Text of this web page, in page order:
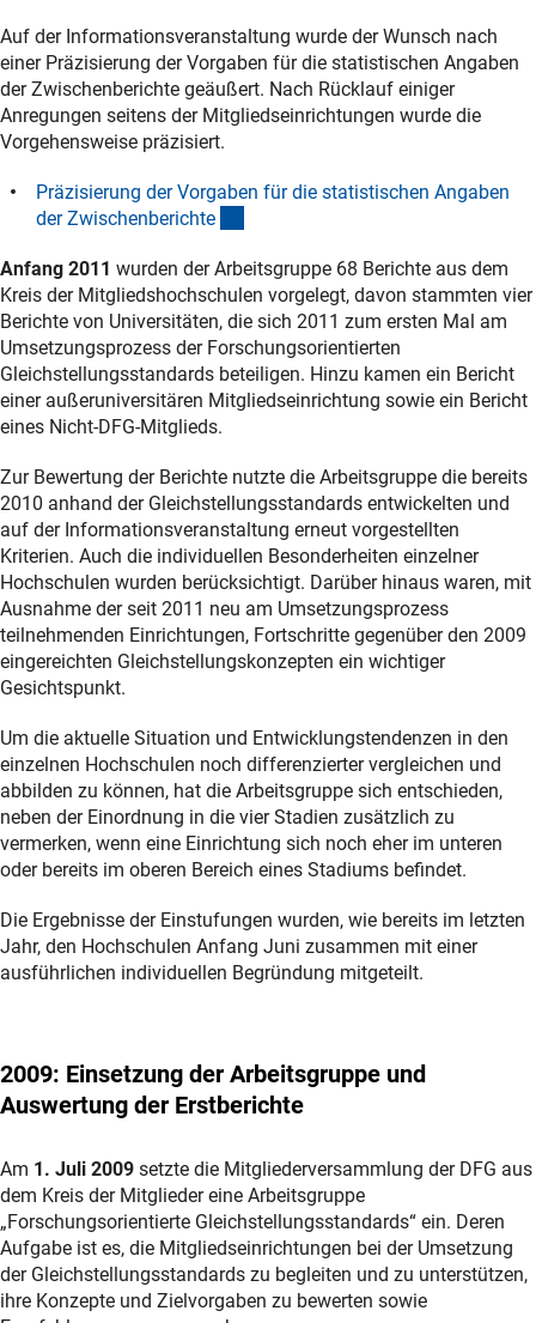
Auf der Informationsveranstaltung wurde der Wunsch nach
einer Präzisierung der Vorgaben für die statistischen Angaben
der Zwischenberichte geäußert. Nach Rücklauf einiger
Anregungen seitens der Mitgliedseinrichtungen wurde die
Vorgehensweise präzisiert.
Präzisierung der Vorgaben für die statistischen Angaben
der Zwischenberichte
Anfang 2011 wurden der Arbeitsgruppe 68 Berichte aus dem
Kreis der Mitgliedshochschulen vorgelegt, davon stammten vier
Berichte von Universitäten, die sich 2011 zum ersten Mal am
Umsetzungsprozess der Forschungsorientierten
Gleichstellungsstandards beteiligen. Hinzu kamen ein Bericht
einer außeruniversitären Mitgliedseinrichtung sowie ein Bericht
eines Nicht-DFG-Mitglieds.
Zur Bewertung der Berichte nutzte die Arbeitsgruppe die bereits
2010 anhand der Gleichstellungsstandards entwickelten und
auf der Informationsveranstaltung erneut vorgestellten
Kriterien. Auch die individuellen Besonderheiten einzelner
Hochschulen wurden berücksichtigt. Darüber hinaus waren, mit
Ausnahme der seit 2011 neu am Umsetzungsprozess
teilnehmenden Einrichtungen, Fortschritte gegenüber den 2009
eingereichten Gleichstellungskonzepten ein wichtiger
Gesichtspunkt.
Um die aktuelle Situation und Entwicklungstendenzen in den
einzelnen Hochschulen noch differenzierter vergleichen und
abbilden zu können, hat die Arbeitsgruppe sich entschieden,
neben der Einordnung in die vier Stadien zusätzlich zu
vermerken, wenn eine Einrichtung sich noch eher im unteren
oder bereits im oberen Bereich eines Stadiums befindet.
Die Ergebnisse der Einstufungen wurden, wie bereits im letzten
Jahr, den Hochschulen Anfang Juni zusammen mit einer
ausführlichen individuellen Begründung mitgeteilt.
2009: Einsetzung der Arbeitsgruppe und
Auswertung der Erstberichte
Am 1. Juli 2009 setzte die Mitgliederversammlung der DFG aus
dem Kreis der Mitglieder eine Arbeitsgruppe
„Forschungsorientierte Gleichstellungsstandards“ ein. Deren
Aufgabe ist es, die Mitgliedseinrichtungen bei der Umsetzung
der Gleichstellungsstandards zu begleiten und zu unterstützen,
ihre Konzepte und Zielvorgaben zu bewerten sowie